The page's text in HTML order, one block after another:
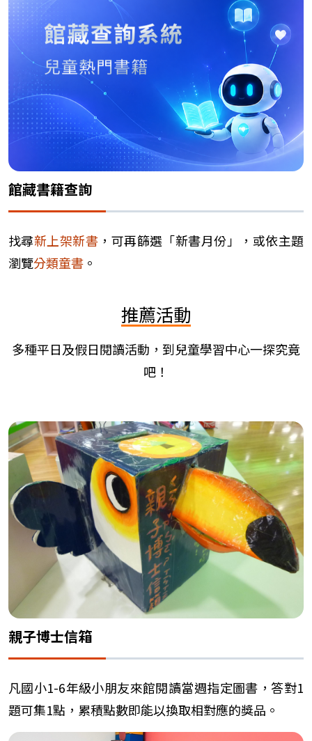
館藏書籍查詢
找尋新上架新書 ，可再篩選「新書月份」，或依主題
瀏覽分類童書 。
推薦活動
多種平日及假日閱讀活動，到兒童學習中心一探究竟
吧！
親子博士信箱
凡國小1-6年級小朋友來館閱讀當週指定圖書，答對1
題可集1點，累積點數即能以換取相對應的獎品。